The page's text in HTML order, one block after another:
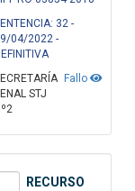
32 -
04/2022 -
Fallo
STJ
RECURSO